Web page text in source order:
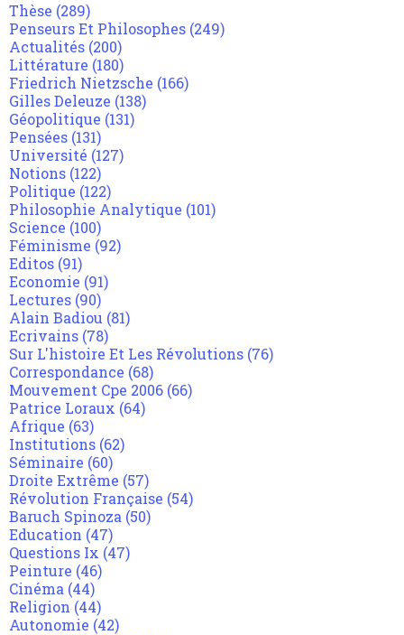
Thèse (289)
Penseurs Et Philosophes (249)
Actualités (200)
Littérature (180)
Friedrich Nietzsche (166)
Gilles Deleuze (138)
Géopolitique (131)
Pensées (131)
Université (127)
Notions (122)
Politique (122)
Philosophie Analytique (101)
Science (100)
Féminisme (92)
Editos (91)
Economie (91)
Lectures (90)
Alain Badiou (81)
Ecrivains (78)
Sur L'histoire Et Les Révolutions (76)
Correspondance (68)
Mouvement Cpe 2006 (66)
Patrice Loraux (64)
Afrique (63)
Institutions (62)
Séminaire (60)
Droite Extrême (57)
Révolution Française (54)
Baruch Spinoza (50)
Education (47)
Questions Ix (47)
Peinture (46)
Cinéma (44)
Religion (44)
Autonomie (42)